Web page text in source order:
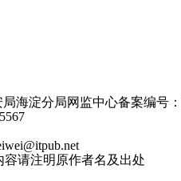
海淀分局网监中心备案编号：
请注明原作者名及出处